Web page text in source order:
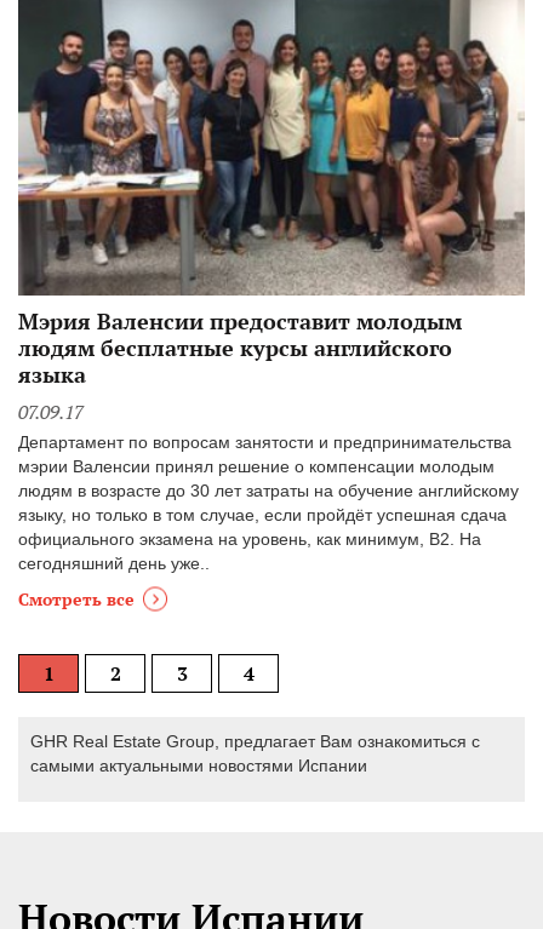
Мэрия Валенсии предоставит молодым
людям бесплатные курсы английского
языка
07.09.17
Департамент по вопросам занятости и предпринимательства
мэрии Валенсии принял решение о компенсации молодым
людям в возрасте до 30 лет затраты на обучение английскому
языку, но только в том случае, если пройдёт успешная сдача
официального экзамена на уровень, как минимум, В2. На
сегодняшний день уже..
Смотреть все
1 2 3 4
GHR Real Estate Group, предлагает Вам ознакомиться с
самыми актуальными новостями Испании
Новости Испании